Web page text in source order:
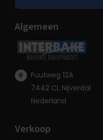
Algemeen
Fuutweg 12A
7442 CL Nijverdal
Nederland
Verkoop